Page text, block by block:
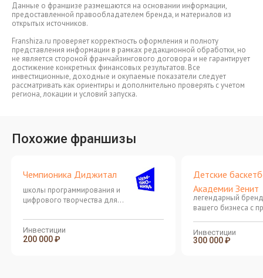
Данные о франшизе размещаются на основании информации,
предоставленной правообладателем бренда, и материалов из
открытых источников.
Franshiza.ru проверяет корректность оформления и полноту
представления информации в рамках редакционной обработки, но
не является стороной франчайзингового договора и не гарантирует
достижение конкретных финансовых результатов. Все
инвестиционные, доходные и окупаемые показатели следует
рассматривать как ориентиры и дополнительно проверять с учетом
региона, локации и условий запуска.
Похожие франшизы
Чемпионика Диджитал
школы программирования и
цифрового творчества для
Инвестиции
200 000 ₽
Детские
Академии Зенит
легендарный
вашего бизнеса с
Инвестиции
300 000 ₽